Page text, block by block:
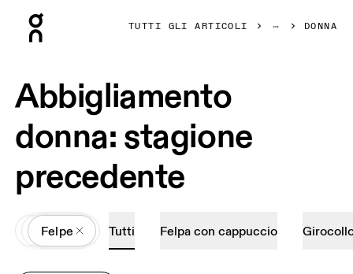
TUTTI GLI ARTICOLI DONNA
Abbigliamento
donna: stagione
precedente
AllAbbigliamento
Felpe Tutti Felpa con cappuccio